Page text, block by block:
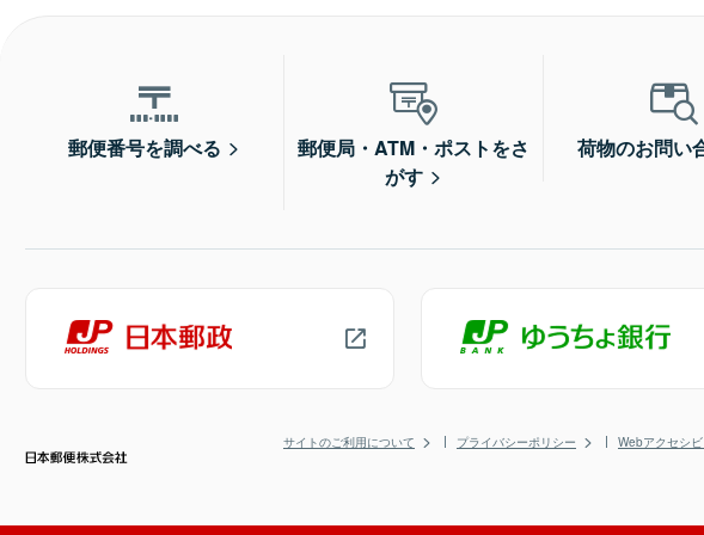
郵便番号を調べる
郵便局・ATM・ポストをさ
がす
荷物のお問い
サイトのご利用について プライバシーポリシー Webアクセシ